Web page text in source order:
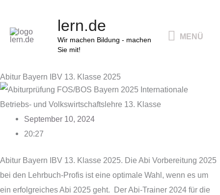
springen
lern.de
Wir machen Bildung - machen
Sie mit!
MENÜ
Abitur Bayern IBV 13. Klasse 2025
September 10, 2024
20:27
Abitur Bayern IBV 13. Klasse 2025. Die Abi Vorbereitung 2025
bei den Lehrbuch-Profis ist eine optimale Wahl, wenn es um
ein erfolgreiches Abi 2025 geht. Der Abi-Trainer 2024 für die